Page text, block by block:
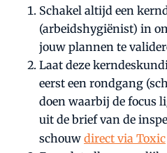
Schakel altijd een
(arbeidshygiënist) in
jouw plannen te
Laat deze
eerst een rondgang
doen waarbij de focus
uit de brief van de
schouw direct via Toxic